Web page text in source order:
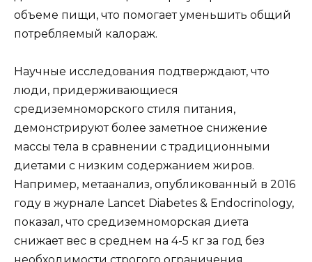
объеме пищи, что помогает уменьшить общий
потребляемый калораж.
Научные исследования подтверждают, что
люди, придерживающиеся
средиземноморского стиля питания,
демонстрируют более заметное снижение
массы тела в сравнении с традиционными
диетами с низким содержанием жиров.
Например, метаанализ, опубликованный в 2016
году в журнале Lancet Diabetes & Endocrinology,
показал, что средиземноморская диета
снижает вес в среднем на 4-5 кг за год без